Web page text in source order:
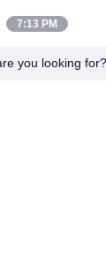
PE de
7:13 PM
you looking for?